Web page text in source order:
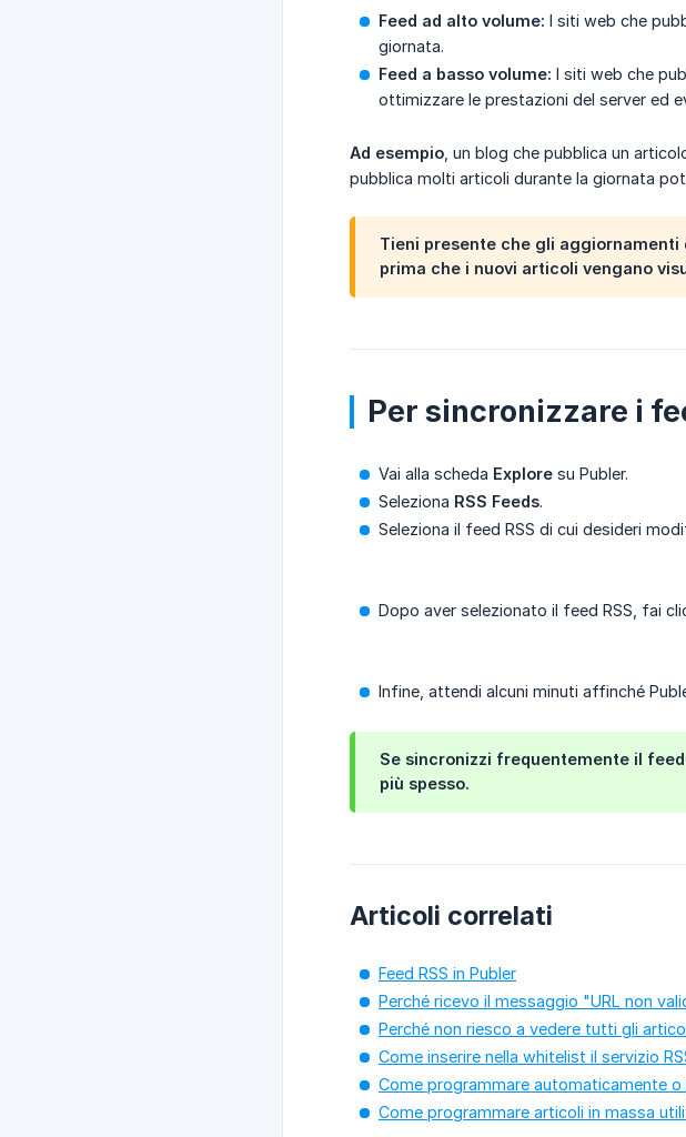
Feed ad alto volume: I siti web che
giornata.
Feed a basso volume: I siti web che
ottimizzare le prestazioni del server ed
Ad esempio , un blog che pubblica un
pubblica molti articoli durante la giornata
Tieni presente che gli aggiornamenti
prima che i nuovi articoli vengano
Per sincronizzare i
Vai alla scheda Explore su Publer.
Seleziona RSS Feeds.
Seleziona il feed RSS di cui desideri
Dopo aver selezionato il feed RSS, fai
Infine, attendi alcuni minuti affinché
Se sincronizzi frequentemente il
più spesso.
Articoli correlati
Feed RSS in Publer
Perché ricevo il messaggio "URL non
Perché non riesco a vedere tutti gli
Come inserire nella whitelist il servizio
Come programmare automaticamente
Come programmare articoli in massa